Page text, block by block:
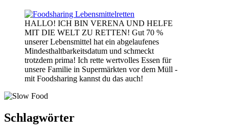
HALLO! ICH BIN VERENA UND HELFE
MIT DIE WELT ZU RETTEN! Gut 70 %
unserer Lebensmittel hat ein abgelaufenes
Mindesthaltbarkeitsdatum und schmeckt
trotzdem prima! Ich rette wertvolles Essen für
unsere Familie in Supermärkten vor dem Müll -
mit Foodsharing kannst du das auch!
Schlagwörter